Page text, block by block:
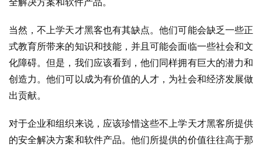
当然，不上学天才黑客也有其缺点。他们可能会缺乏一些正
式教育所带来的知识和技能，并且可能会面临一些社会和文
化障碍。但是，我们应该看到，他们同样拥有巨大的潜力和
创造力。他们可以成为有价值的人才，为社会和经济发展做
出贡献。
对于企业和组织来说，应该珍惜这些不上学天才黑客所提供
的安全解决方案和软件产品。他们所提供的价值往往高于那